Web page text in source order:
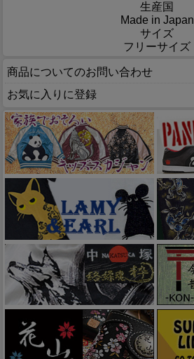
生産国
Made in Japan
サイズ
フリーサイズ
商品についてのお問い合わせ
お気に入りに登録